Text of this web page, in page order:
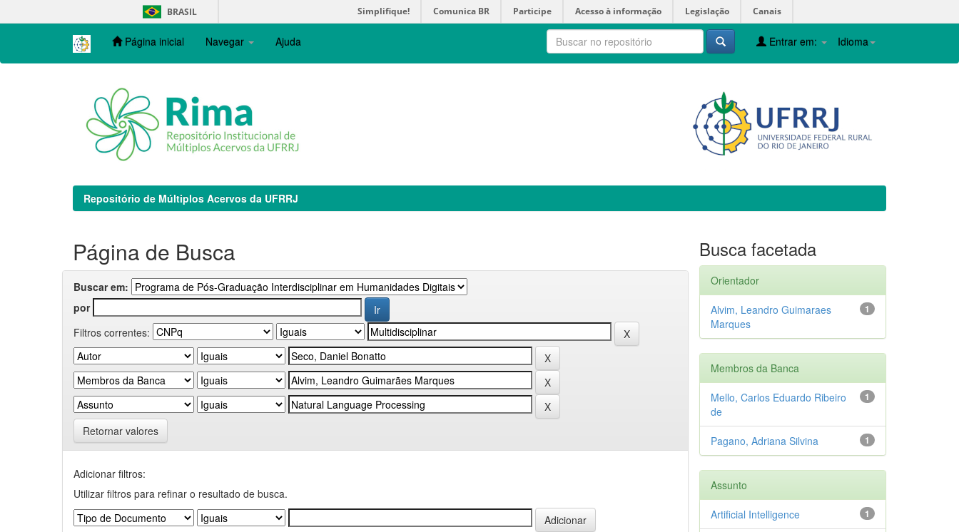
navigation
BRASIL Simplifique! Comunica BR Participe Acesso à informação Legislação Canais
Página inicial Navegar Ajuda Idioma
Entrar em:
Repositório de Múltiplos Acervos da UFRRJ
Página de Busca
Buscar em:
por
Filtros correntes:
Retornar valores
Adicionar filtros:
Utilizar filtros para refinar o resultado de busca.
Busca facetada
Orientador
1
Alvim, Leandro Guimaraes
Marques
Membros da Banca
1
Mello, Carlos Eduardo Ribeiro
de
1
Pagano, Adriana Silvina
Assunto
1
Artificial Intelligence